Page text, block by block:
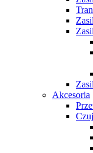
Akcesoria